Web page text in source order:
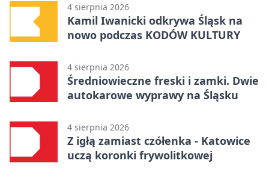
4 sierpnia 2026
Kamil Iwanicki odkrywa Śląsk na
nowo podczas KODÓW KULTURY
4 sierpnia 2026
Średniowieczne freski i zamki. Dwie
autokarowe wyprawy na Śląsku
4 sierpnia 2026
Z igłą zamiast czółenka - Katowice
uczą koronki frywolitkowej